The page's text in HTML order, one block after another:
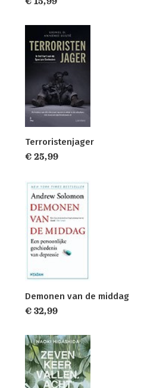
Terroristenjager
€ 25,99
Demonen van de middag
€ 32,99